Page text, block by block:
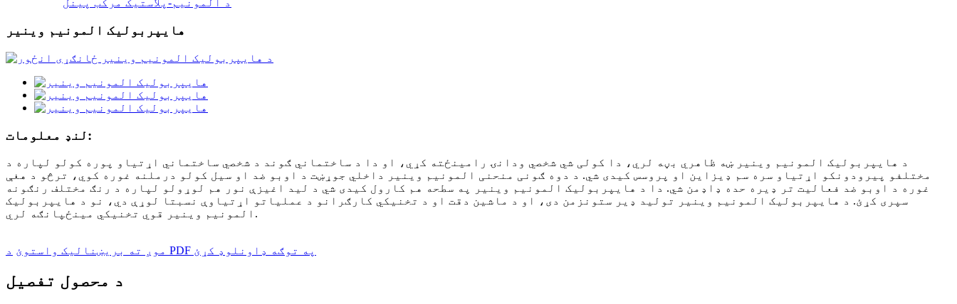
د المونیم-پلاستیک مرکب پینل
هایپربولیک المونیم وینیر
لنډ معلومات:
د هایپربولیک المونیم وینیر ښه ظاهري بڼه لري، دا کولی شي شخصي ودانۍ رامینځته کړي، او دا د ساختماني ګوند د شخصي ساختماني اړتیاو پوره کولو لپاره د
مختلفو پیرودونکو اړتیاو سره سم ډیزاین او پروسس کیدی شي. د دوه ګونی منحنی المونیم وینیر داخلي جوړښت د اوبو ضد او سیل کولو درملنه غوره کوي، ترڅو د هغې
غوره د اوبو ضد فعالیت تر ډیره حده ډاډمن شي. دا د هایپربولیک المونیم وینیر په سطحه هم کارول کیدی شي د لید اغیزې نور هم لوړولو لپاره د رنګ مختلف رنګونه
سپری کړئ. د هایپربولیک المونیم وینیر تولید ډیر ستونزمن دی، او د ماشین دقت او د تخنیکي کارګرانو د عملیاتو اړتیاوې نسبتا لوړې دي، نو د هایپربولیک
المونیم وینیر قوي تخنیکي مینځپانګه لري.
موږ ته بریښنالیک واستوئ د PDF په توګه ډاونلوډ کړئ
د محصول تفصیل